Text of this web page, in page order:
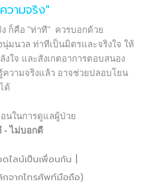
วามจริง"
ก็คือ "ท่าที" ควรบอกด้วย
นุ่มนวล ท่าทีเป็นมิตรและจริงใจ ให้
งใจ และสังเกตอาการตอบสนอง
วามจริงแล้ว อาจช่วยปลอบโยน
ด้
นในการดูแลผู้ป่วย
- ไม่บอกดี
ไลน์เป็นเพื่อนกัน |
กจากโทรศัพท์มือถือ)